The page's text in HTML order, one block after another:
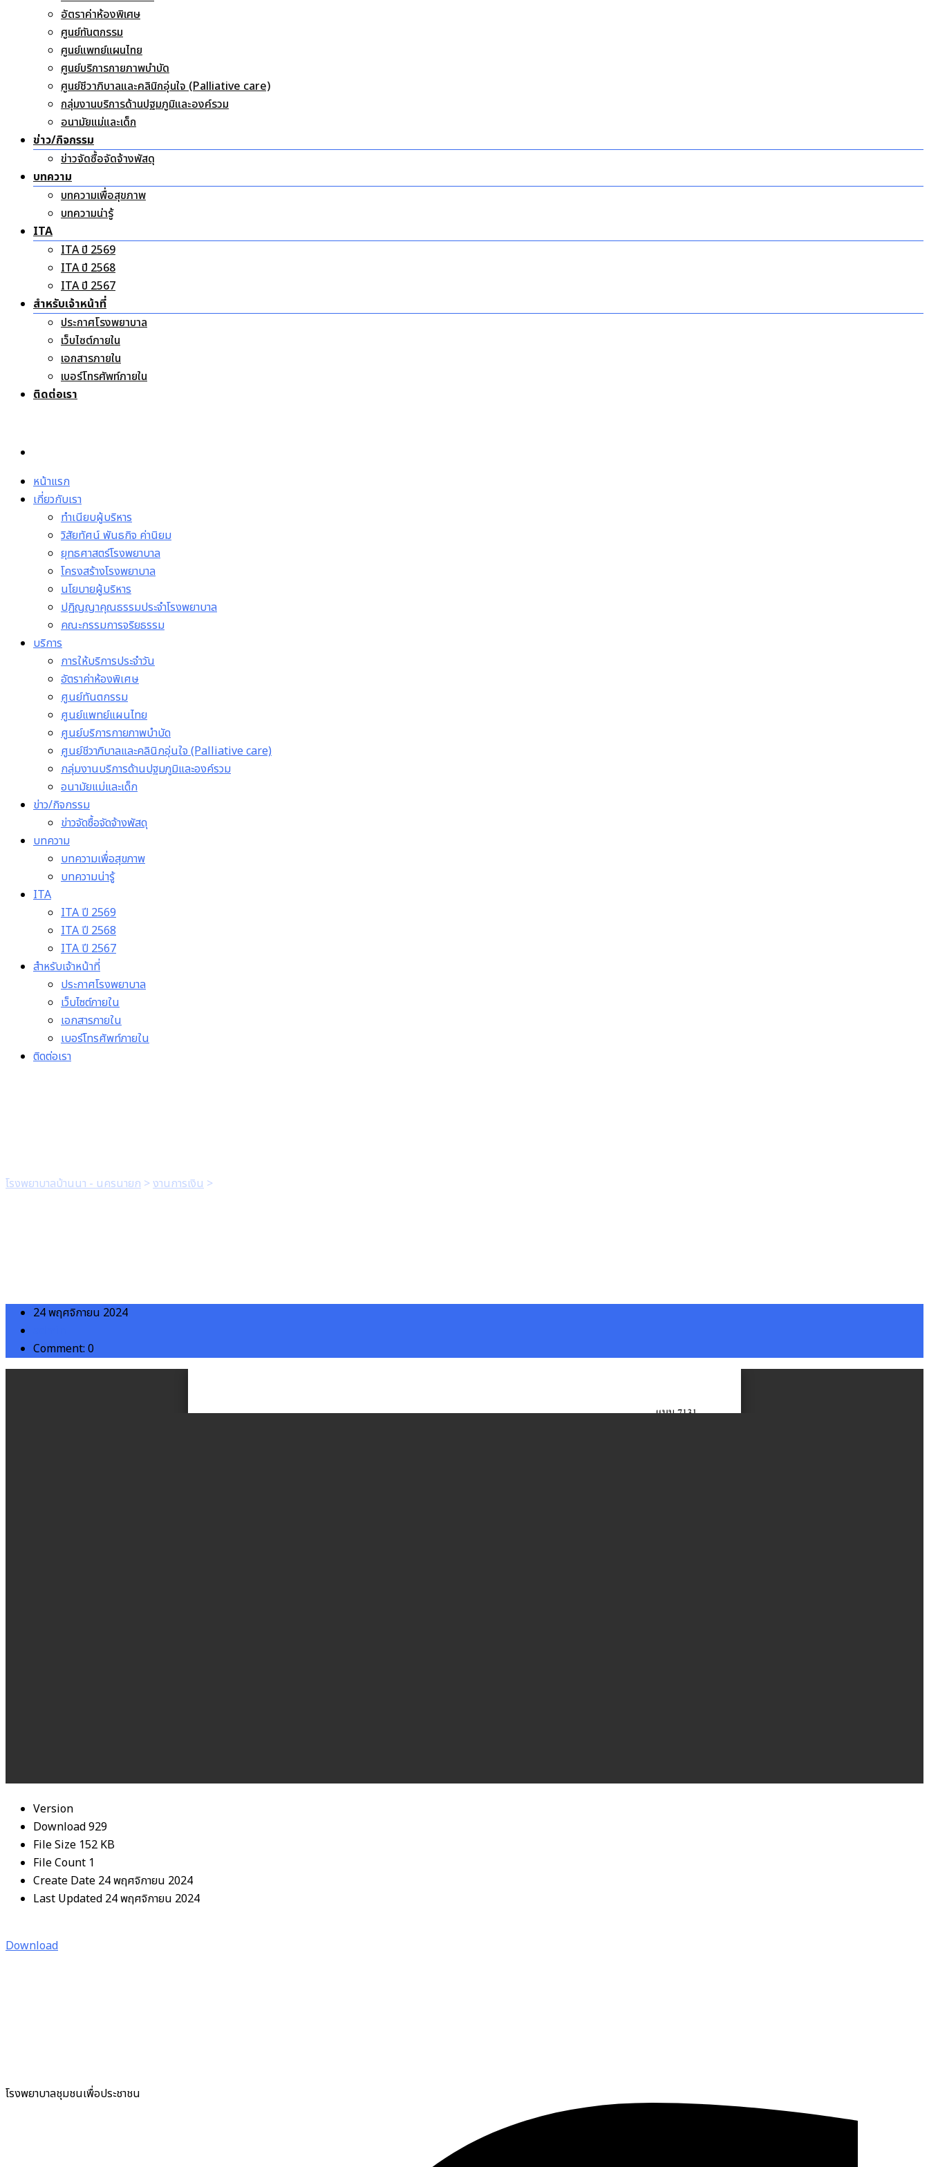
อัตราค่าห้องพิเศษ
ศูนย์ทันตกรรม
ศูนย์แพทย์แผนไทย
ศูนย์บริการกายภาพบำบัด
ศูนย์ชีวาภิบาลและคลินิกอุ่นใจ (Palliative care)
กลุ่มงานบริการด้านปฐมภูมิและองค์รวม
อนามัยแม่และเด็ก
ข่าว/กิจกรรม
ข่าวจัดซื้อจัดจ้างพัสดุ
บทความ
บทความเพื่อสุขภาพ
บทความน่ารู้
ITA
ITA ปี 2569
ITA ปี 2568
ITA ปี 2567
สำหรับเจ้าหน้าที่
ประกาศโรงพยาบาล
เว็บไซต์ภายใน
เอกสารภายใน
เบอร์โทรศัพท์ภายใน
ติดต่อเรา
หน้าแรก
เกี่ยวกับเรา
ทำเนียบผู้บริหาร
วิสัยทัศน์ พันธกิจ ค่านิยม
ยุทธศาสตร์โรงพยาบาล
โครงสร้างโรงพยาบาล
นโยบายผู้บริหาร
ปฏิญญาคุณธรรมประจำโรงพยาบาล
คณะกรรมการจริยธรรม
บริการ
การให้บริการประจำวัน
อัตราค่าห้องพิเศษ
ศูนย์ทันตกรรม
ศูนย์แพทย์แผนไทย
ศูนย์บริการกายภาพบำบัด
ศูนย์ชีวาภิบาลและคลินิกอุ่นใจ (Palliative care)
กลุ่มงานบริการด้านปฐมภูมิและองค์รวม
อนามัยแม่และเด็ก
ข่าว/กิจกรรม
ข่าวจัดซื้อจัดจ้างพัสดุ
บทความ
บทความเพื่อสุขภาพ
บทความน่ารู้
ITA
ITA ปี 2569
ITA ปี 2568
ITA ปี 2567
สำหรับเจ้าหน้าที่
ประกาศโรงพยาบาล
เว็บไซต์ภายใน
เอกสารภายใน
เบอร์โทรศัพท์ภายใน
ติดต่อเรา
โรงพยาบาลบ้านนา - นครนายก > งานการเงิน >
24 พฤศจิกายน 2024
Comment: 0
Version
Download929
File Size 152 KB
File Count 1
Create Date 24 พฤศจิกายน 2024
Last Updated 24 พฤศจิกายน 2024
Download
โรงพยาบาลชุมชนเพื่อประชาชน